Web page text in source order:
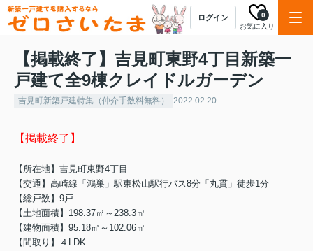
ログイン
お気に入り
0
【掲載終了】吉見町東野4丁目新築一
戸建て全9棟クレイドルガーデン
吉見町新築戸建特集（仲介手数料無料） 2022.02.20
【掲載終了】
【所在地】 吉見町東野4丁目
【交通】高崎線「鴻巣」駅東松山駅行バス8分「丸貫」徒歩1分
【総戸数】9戸
【土地面積】198.37㎡～238.3㎡
【建物面積】95.18㎡～102.06㎡
【間取り】４LDK